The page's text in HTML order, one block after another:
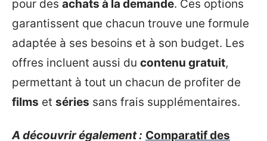
pour des achats à la demande. Ces options
garantissent que chacun trouve une formule
adaptée à ses besoins et à son budget. Les
offres incluent aussi du contenu gratuit,
permettant à tout un chacun de profiter de
films et séries sans frais supplémentaires.
A découvrir également : Comparatif des